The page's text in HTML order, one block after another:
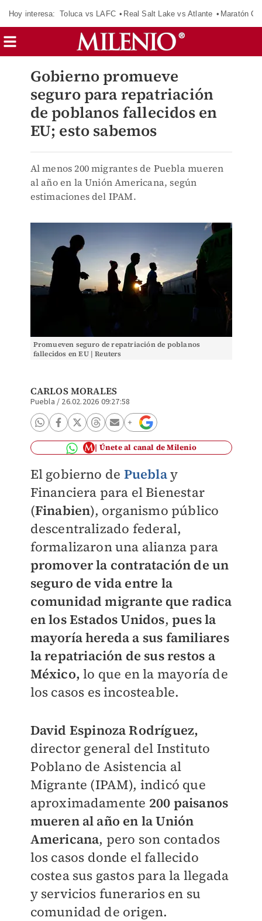
Hoy interesa: Toluca vs LAFC Real Salt Lake vs Atlante Maratón
Gobierno promueve
seguro para repatriación
de poblanos fallecidos en
EU; esto sabemos
Al menos 200 migrantes de Puebla mueren
al año en la Unión Americana, según
estimaciones del IPAM.
Promueven seguro de repatriación de poblanos
fallecidos en EU | Reuters
CARLOS MORALES
Puebla / 26.02.2026 09:27:58
Únete al canal de Milenio
El gobierno de Pueblay
Financiera para el Bienestar
(Finabien), organismo público
descentralizado federal,
formalizaron una alianza para
promover la contratación de un
seguro de vida entre la
comunidad migrante que radica
en los Estados Unidos,pues la
mayoría hereda a sus familiares
la repatriación de sus restos a
México, lo que en la mayoría de
los casos es incosteable.
David Espinoza Rodríguez,
director general del Instituto
Poblano de Asistencia al
Migrante (IPAM), indicó que
aproximadamente 200 paisanos
mueren al año en la Unión
Americana, pero son contados
los casos donde el fallecido
costea sus gastos para la llegada
y servicios funerarios en su
comunidad de origen.